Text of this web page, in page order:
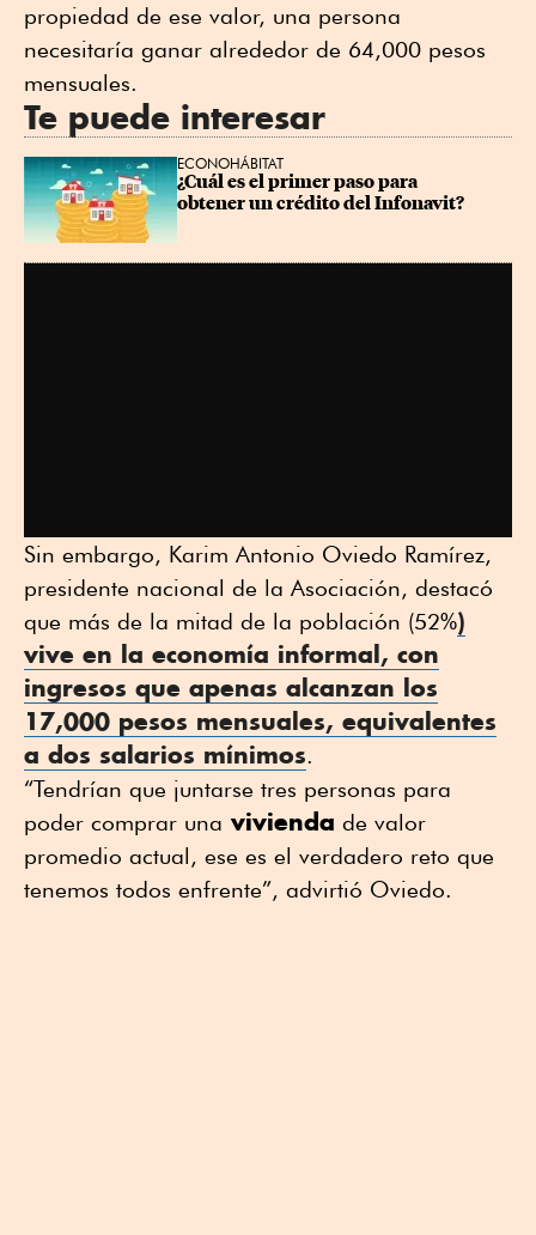
propiedad de ese valor, una persona
necesitaría ganar alrededor de 64,000 pesos
mensuales.
Te puede interesar
ECONOHÁBITAT
¿Cuál es el primer paso para
obtener un crédito del Infonavit?
Sin embargo, Karim Antonio Oviedo Ramírez,
presidente nacional de la Asociación, destacó
que más de la mitad de la población (52%)
vive en la economía informal, con
ingresos que apenas alcanzan los
17,000 pesos mensuales, equivalentes
a dos salarios mínimos.
“Tendrían que juntarse tres personas para
poder comprar una vivienda de valor
promedio actual, ese es el verdadero reto que
tenemos todos enfrente”, advirtió Oviedo.